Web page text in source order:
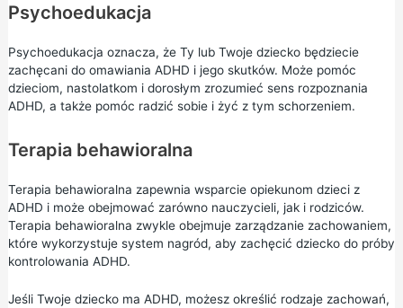
Psychoedukacja
Psychoedukacja oznacza, że Ty lub Twoje dziecko będziecie
zachęcani do omawiania ADHD i jego skutków. Może pomóc
dzieciom, nastolatkom i dorosłym zrozumieć sens rozpoznania
ADHD, a także pomóc radzić sobie i żyć z tym schorzeniem.
Terapia behawioralna
Terapia behawioralna zapewnia wsparcie opiekunom dzieci z
ADHD i może obejmować zarówno nauczycieli, jak i rodziców.
Terapia behawioralna zwykle obejmuje zarządzanie zachowaniem,
które wykorzystuje system nagród, aby zachęcić dziecko do próby
kontrolowania ADHD.
Jeśli Twoje dziecko ma ADHD, możesz określić rodzaje zachowań,